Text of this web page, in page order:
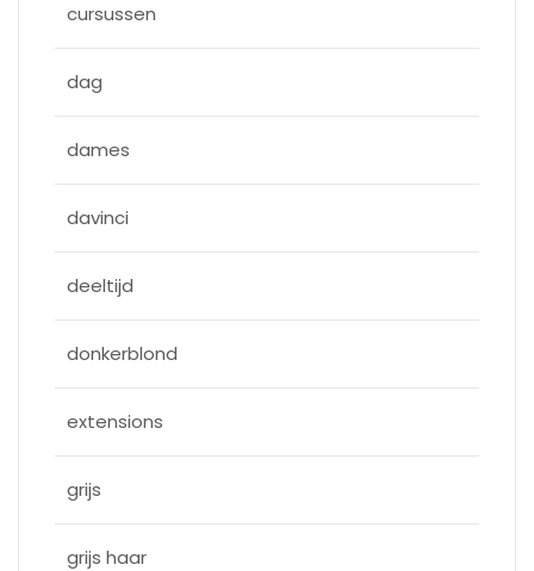
cursussen
dag
dames
davinci
deeltijd
donkerblond
extensions
grijs
grijs haar